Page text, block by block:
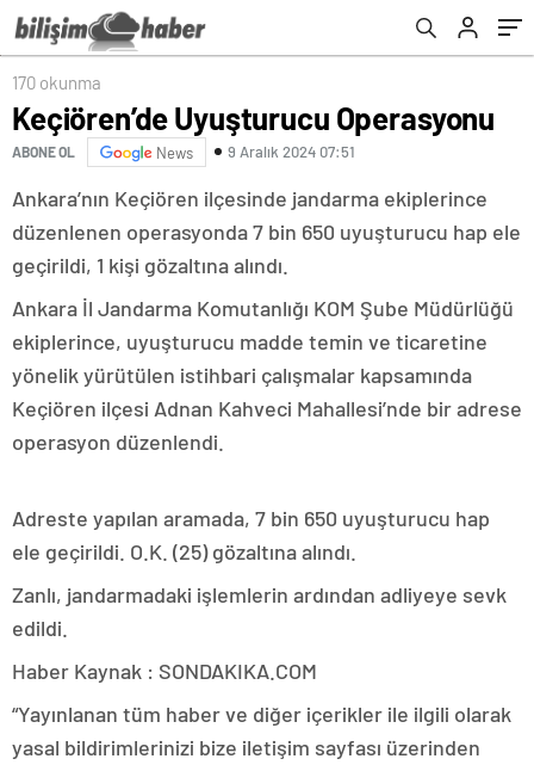
170 okunma
Keçiören’de Uyuşturucu Operasyonu
ABONE OL News 9 Aralık 2024 07:51
Ankara’nın Keçiören ilçesinde jandarma ekiplerince
düzenlenen operasyonda 7 bin 650 uyuşturucu hap ele
geçirildi, 1 kişi gözaltına alındı.
Ankara İl Jandarma Komutanlığı KOM Şube Müdürlüğü
ekiplerince, uyuşturucu madde temin ve ticaretine
yönelik yürütülen istihbari çalışmalar kapsamında
Keçiören ilçesi Adnan Kahveci Mahallesi’nde bir adrese
operasyon düzenlendi.
Adreste yapılan aramada, 7 bin 650 uyuşturucu hap
ele geçirildi. O.K. (25) gözaltına alındı.
Zanlı, jandarmadaki işlemlerin ardından adliyeye sevk
edildi.
Haber Kaynak : SONDAKIKA.COM
“Yayınlanan tüm haber ve diğer içerikler ile ilgili olarak
yasal bildirimlerinizi bize iletişim sayfası üzerinden